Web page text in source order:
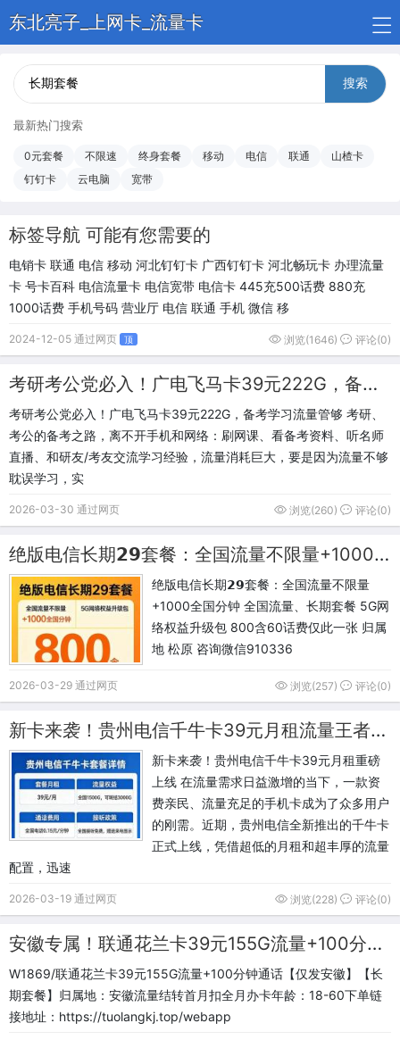
东北亮子_上网卡_流量卡
搜索
最新热门搜索
0元套餐 不限速 终身套餐 移动 电信 联通
山楂卡
钉钉卡
云电脑 宽带
标签导航 可能有您需要的
电销卡 联通 电信 移动 河北钉钉卡 广西钉钉卡 河北畅玩卡 办理流量
卡 号卡百科 电信流量卡 电信宽带 电信卡 445充500话费 880充
1000话费 手机号码 营业厅 电信 联通 手机 微信 移
2024-12-05 通过网页 顶 浏览(1646) 评论(0)
考研考公党必入！广电飞马卡39元222G，备考学习流量管够
考研考公党必入！广电飞马卡39元222G，备考学习流量管够 考研、
考公的备考之路，离不开手机和网络：刷网课、看备考资料、听名师
直播、和研友/考友交流学习经验，流量消耗巨大，要是因为流量不够
耽误学习，实
2026-03-30 通过网页 浏览(260) 评论(0)
绝版电信长期𝟮𝟵套餐：全国流量不限量+1000全国分钟
绝版电信长期𝟮𝟵套餐：全国流量不限量
+1000全国分钟 全国流量、长期套餐 5G网
络权益升级包 800含60话费仅此一张 归属
地 松原 咨询微信910336
2026-03-29 通过网页 浏览(257) 评论(0)
新卡来袭！贵州电信千牛卡39元月租流量王者！全国1500G通用+3000G结转，流量自由实现
新卡来袭！贵州电信千牛卡39元月租重磅
上线 在流量需求日益激增的当下，一款资
费亲民、流量充足的手机卡成为了众多用户
的刚需。近期，贵州电信全新推出的千牛卡
正式上线，凭借超低的月租和超丰厚的流量
配置，迅速
2026-03-19 通过网页 浏览(228) 评论(0)
安徽专属！联通花兰卡39元155G流量+100分钟长期套餐
W1869/联通花兰卡39元155G流量+100分钟通话【仅发安徽】【长
期套餐】归属地：安徽流量结转首月扣全月办卡年龄：18-60下单链
接地址：https://tuolangkj.top/webapp